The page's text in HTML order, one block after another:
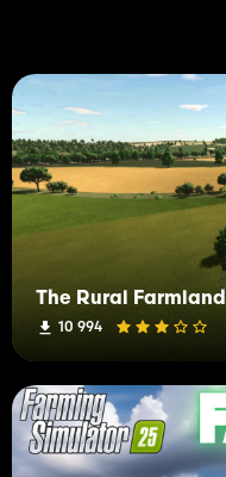
The Rural
10 994